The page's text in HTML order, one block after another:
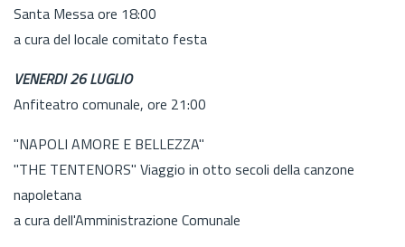
Santa Messa ore 18:00
a cura del locale comitato festa
VENERDI 26 LUGLIO
Anfiteatro comunale, ore 21:00
"NAPOLI AMORE E BELLEZZA"
"THE TENTENORS" Viaggio in otto secoli della canzone
napoletana
a cura dell'Amministrazione Comunale